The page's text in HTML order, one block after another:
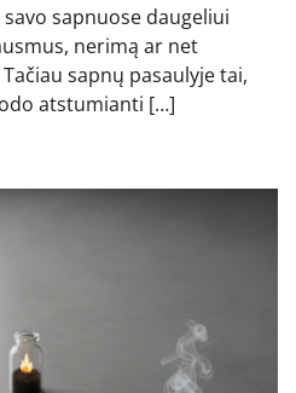
sapnuose daugeliui
nerimą ar net
sapnų pasaulyje tai,
atstumianti […]